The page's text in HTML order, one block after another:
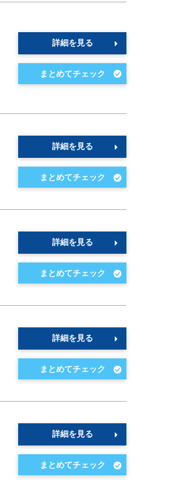
詳細を見る
詳細を見る
詳細を見る
詳細を見る
詳細を見る